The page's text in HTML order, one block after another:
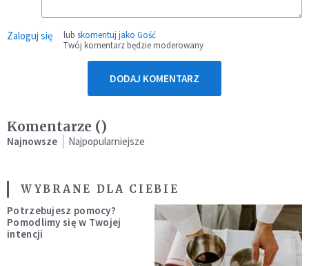
Zaloguj się lub skomentuj jako Gość
Twój komentarz będzie moderowany
DODAJ KOMENTARZ
Komentarze ()
Najnowsze Najpopularniejsze
WYBRANE DLA CIEBIE
Potrzebujesz pomocy?
Pomodlimy się w Twojej
intencji